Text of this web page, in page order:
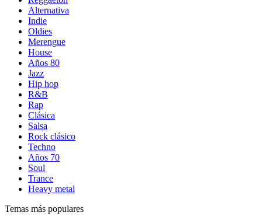
Alternativa
Indie
Oldies
Merengue
House
Años 80
Jazz
Hip hop
R&B
Rap
Clásica
Salsa
Rock clásico
Techno
Años 70
Soul
Trance
Heavy metal
Temas más populares